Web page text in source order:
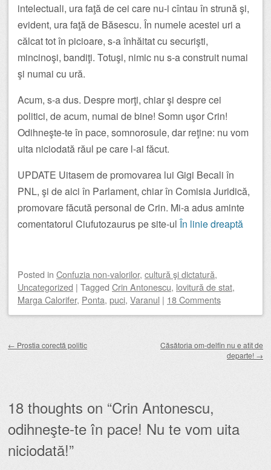
intelectuali, ura faţă de cei care nu-i cîntau în strună şi,
evident, ura faţă de Băsescu. În numele acestei uri a
călcat tot în picioare, s-a înhăitat cu securişti,
mincinoşi, bandiţi. Totuşi, nimic nu s-a construit numai
şi numai cu ură.
Acum, s-a dus. Despre morţi, chiar şi despre cei
politici, de acum, numai de bine! Somn uşor Crin!
Odihneşte-te în pace, somnorosule, dar reţine: nu vom
uita niciodată răul pe care l-ai făcut.
UPDATE Uitasem de promovarea lui Gigi Becali în
PNL, şi de aici în Parlament, chiar în Comisia Juridică,
promovare făcută personal de Crin. Mi-a adus aminte
comentatorul Ciufutozaurus pe site-ul În linie dreaptă
Posted in Confuzia non-valorilor, cultură şi dictatură,
Uncategorized | Tagged Crin Antonescu, lovitură de stat,
Marga Calorifer, Ponta, puci, Varanul | 18 Comments
← Prostia corectă politic
Căsătoria om-delfin nu e atît de
departe! →
18 thoughts on “Crin Antonescu,
odihneşte-te în pace! Nu te vom uita
niciodată!”